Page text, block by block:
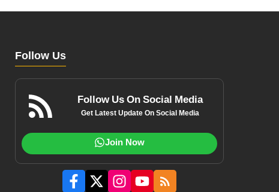
Follow Us
Follow Us On Social Media
Get Latest Update On Social Media
Join Now